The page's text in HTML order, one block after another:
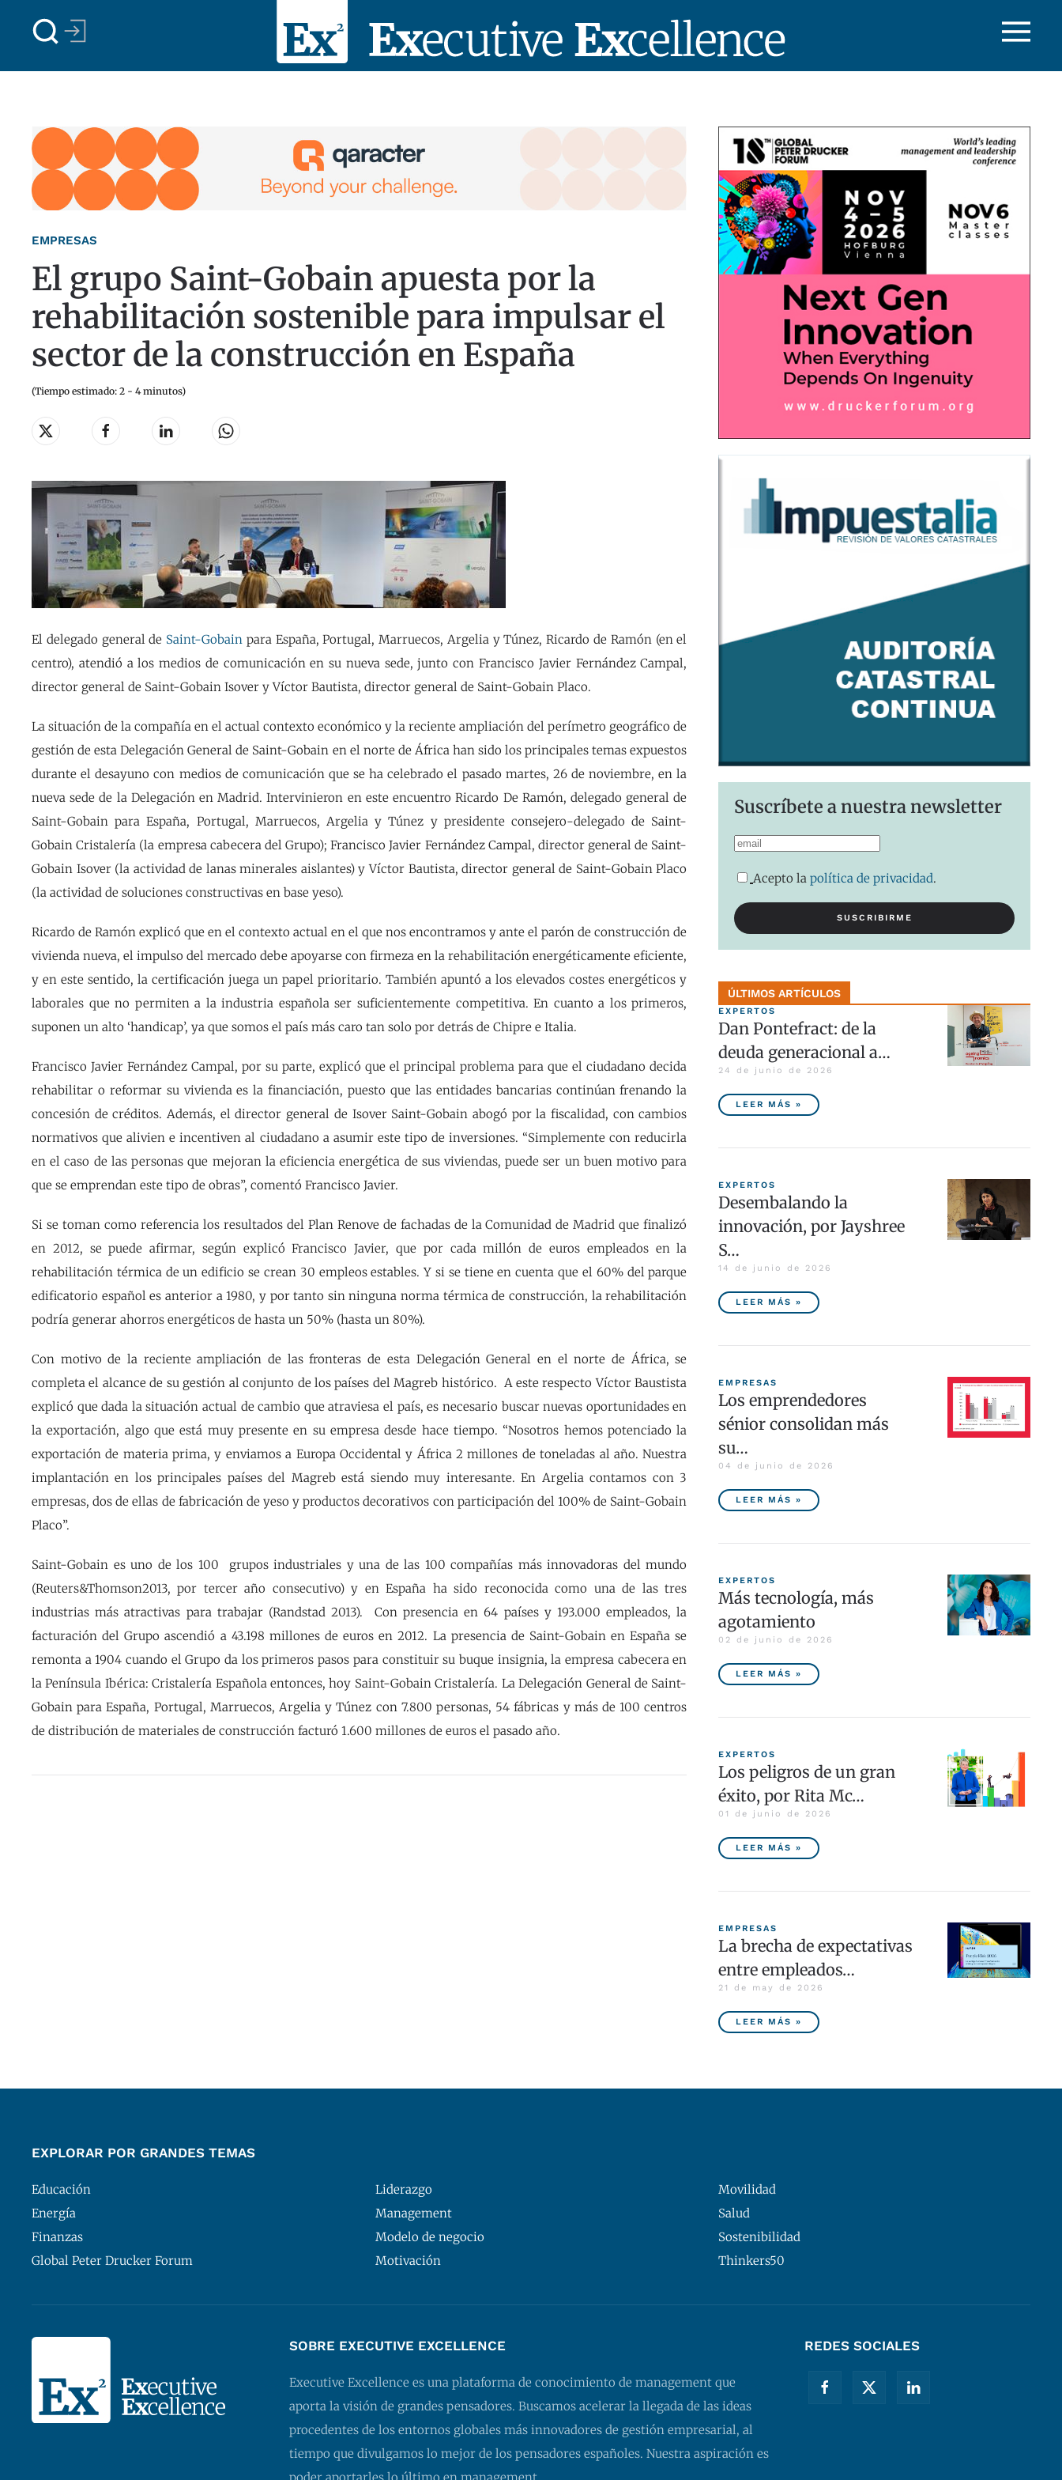
Skip to main content
EMPRESAS
El grupo Saint-Gobain apuesta por la
rehabilitación sostenible para impulsar el
sector de la construcción en España
(Tiempo estimado: 2 - 4 minutos)
El delegado general de Saint-Gobain para España, Portugal, Marruecos, Argelia y Túnez, Ricardo de Ramón (en el
centro), atendió a los medios de comunicación en su nueva sede, junto con Francisco Javier Fernández Campal,
director general de Saint-Gobain Isover y Víctor Bautista, director general de Saint-Gobain Placo.
La situación de la compañía en el actual contexto económico y la reciente ampliación del perímetro geográfico de
gestión de esta Delegación General de Saint-Gobain en el norte de África han sido los principales temas expuestos
durante el desayuno con medios de comunicación que se ha celebrado el pasado martes, 26 de noviembre, en la
nueva sede de la Delegación en Madrid. Intervinieron en este encuentro Ricardo De Ramón, delegado general de
Saint-Gobain para España, Portugal, Marruecos, Argelia y Túnez y presidente consejero-delegado de Saint-
Gobain Cristalería (la empresa cabecera del Grupo); Francisco Javier Fernández Campal, director general de Saint-
Gobain Isover (la actividad de lanas minerales aislantes) y Víctor Bautista, director general de Saint-Gobain Placo
(la actividad de soluciones constructivas en base yeso).
Ricardo de Ramón explicó que en el contexto actual en el que nos encontramos y ante el parón de construcción de
vivienda nueva, el impulso del mercado debe apoyarse con firmeza en la rehabilitación energéticamente eficiente,
y en este sentido, la certificación juega un papel prioritario. También apuntó a los elevados costes energéticos y
laborales que no permiten a la industria española ser suficientemente competitiva. En cuanto a los primeros,
suponen un alto ‘handicap’, ya que somos el país más caro tan solo por detrás de Chipre e Italia.
Francisco Javier Fernández Campal, por su parte, explicó que el principal problema para que el ciudadano decida
rehabilitar o reformar su vivienda es la financiación, puesto que las entidades bancarias continúan frenando la
concesión de créditos. Además, el director general de Isover Saint-Gobain abogó por la fiscalidad, con cambios
normativos que alivien e incentiven al ciudadano a asumir este tipo de inversiones. “Simplemente con reducirla
en el caso de las personas que mejoran la eficiencia energética de sus viviendas, puede ser un buen motivo para
que se emprendan este tipo de obras”, comentó Francisco Javier.
Si se toman como referencia los resultados del Plan Renove de fachadas de la Comunidad de Madrid que finalizó
en 2012, se puede afirmar, según explicó Francisco Javier, que por cada millón de euros empleados en la
rehabilitación térmica de un edificio se crean 30 empleos estables. Y si se tiene en cuenta que el 60% del parque
edificatorio español es anterior a 1980, y por tanto sin ninguna norma térmica de construcción, la rehabilitación
podría generar ahorros energéticos de hasta un 50% (hasta un 80%).
Con motivo de la reciente ampliación de las fronteras de esta Delegación General en el norte de África, se
completa el alcance de su gestión al conjunto de los países del Magreb histórico. A este respecto Víctor Baustista
explicó que dada la situación actual de cambio que atraviesa el país, es necesario buscar nuevas oportunidades en
la exportación, algo que está muy presente en su empresa desde hace tiempo. “Nosotros hemos potenciado la
exportación de materia prima, y enviamos a Europa Occidental y África 2 millones de toneladas al año. Nuestra
implantación en los principales países del Magreb está siendo muy interesante. En Argelia contamos con 3
empresas, dos de ellas de fabricación de yeso y productos decorativos con participación del 100% de Saint-Gobain
Placo”.
Saint-Gobain es uno de los 100 grupos industriales y una de las 100 compañías más innovadoras del mundo
(Reuters&Thomson2013, por tercer año consecutivo) y en España ha sido reconocida como una de las tres
industrias más atractivas para trabajar (Randstad 2013). Con presencia en 64 países y 193.000 empleados, la
facturación del Grupo ascendió a 43.198 millones de euros en 2012. La presencia de Saint-Gobain en España se
remonta a 1904 cuando el Grupo da los primeros pasos para constituir su buque insignia, la empresa cabecera en
la Península Ibérica: Cristalería Española entonces, hoy Saint-Gobain Cristalería. La Delegación General de Saint-
Gobain para España, Portugal, Marruecos, Argelia y Túnez con 7.800 personas, 54 fábricas y más de 100 centros
de distribución de materiales de construcción facturó 1.600 millones de euros el pasado año.
Suscríbete a nuestra newsletter
Acepto lapolítica de privacidad.
ÚLTIMOS ARTÍCULOS
EXPERTOS
Dan Pontefract: de la
deuda generacional a…
24 de junio de 2026
LEER MÁS »
EXPERTOS
Desembalando la
innovación, por Jayshree
S…
14 de junio de 2026
LEER MÁS »
EMPRESAS
Los emprendedores
sénior consolidan más
su…
04 de junio de 2026
LEER MÁS »
EXPERTOS
Más tecnología, más
agotamiento
02 de junio de 2026
LEER MÁS »
EXPERTOS
Los peligros de un gran
éxito, por Rita Mc…
01 de junio de 2026
LEER MÁS »
EMPRESAS
La brecha de expectativas
entre empleados…
21 de may de 2026
LEER MÁS »
EXPLORAR POR GRANDES TEMAS
Educación
Energía
Finanzas
Global Peter Drucker Forum
Liderazgo
Management
Modelo de negocio
Motivación
Movilidad
Salud
Sostenibilidad
Thinkers50
SOBRE EXECUTIVE EXCELLENCE
Executive Excellence es una plataforma de conocimiento de management que
aporta la visión de grandes pensadores. Buscamos acelerar la llegada de las ideas
procedentes de los entornos globales más innovadores de gestión empresarial, al
tiempo que divulgamos lo mejor de los pensadores españoles. Nuestra aspiración es
REDES SOCIALES